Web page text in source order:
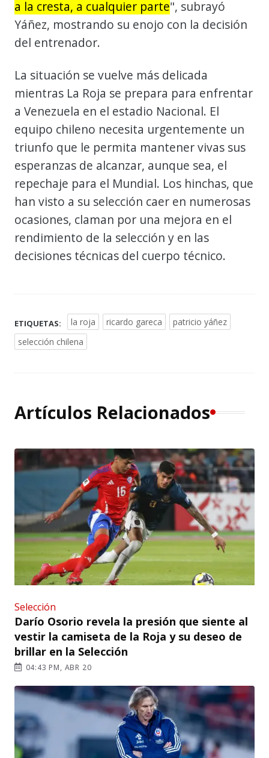
a la cresta, a cualquier parte", subrayó
Yáñez, mostrando su enojo con la decisión
del entrenador.
La situación se vuelve más delicada
mientras La Roja se prepara para enfrentar
a Venezuela en el estadio Nacional. El
equipo chileno necesita urgentemente un
triunfo que le permita mantener vivas sus
esperanzas de alcanzar, aunque sea, el
repechaje para el Mundial. Los hinchas, que
han visto a su selección caer en numerosas
ocasiones, claman por una mejora en el
rendimiento de la selección y en las
decisiones técnicas del cuerpo técnico.
ETIQUETAS: la roja ricardo gareca
patricio yáñez
selección chilena
Artículos Relacionados
Selección
Darío Osorio revela la presión que siente al
vestir la camiseta de la Roja y su deseo de
brillar en la Selección
04:43 PM, ABR 20